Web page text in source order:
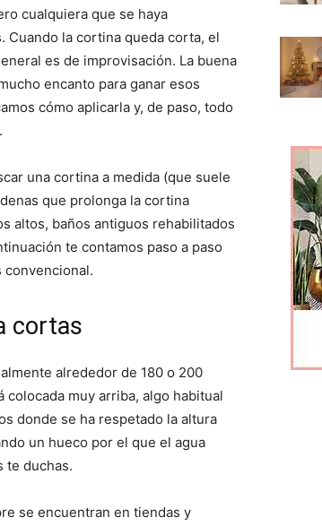
p
a
r
t
i
e
n
a
r
t
i
e
n
cualquiera que se haya
Cuando la cortina queda corta, el
es de improvisación. La buena
encanto para ganar esos
cómo aplicarla y, de paso, todo
una cortina a medida (que suele
que prolonga la cortina
altos, baños antiguos rehabilitados
te contamos paso a paso
convencional.
cortas
alrededor de 180 o 200
muy arriba, algo habitual
donde se ha respetado la altura
un hueco por el que el agua
te duchas.
se encuentran en tiendas y